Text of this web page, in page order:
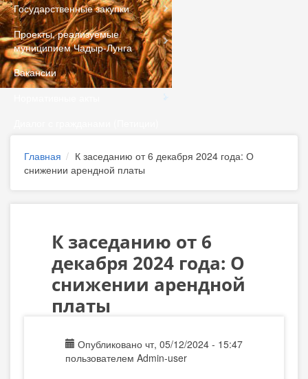
Государственные закупки
Проекты, реализуемые
муниципием Чадыр-Лунга
Вакансии
Главная
К заседанию от 6 декабря 2024 года: О
снижении арендной платы
К заседанию от 6
декабря 2024 года: О
снижении арендной
платы
Опубликовано чт, 05/12/2024 - 15:47
пользователем Admin-user